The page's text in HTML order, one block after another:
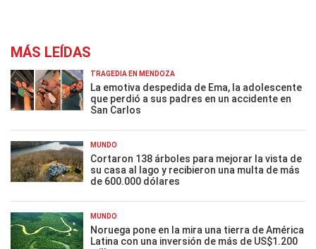
MÁS LEÍDAS
TRAGEDIA EN MENDOZA
La emotiva despedida de Ema, la adolescente
que perdió a sus padres en un accidente en
San Carlos
MUNDO
Cortaron 138 árboles para mejorar la vista de
su casa al lago y recibieron una multa de más
de 600.000 dólares
MUNDO
Noruega pone en la mira una tierra de América
Latina con una inversión de más de US$1.200